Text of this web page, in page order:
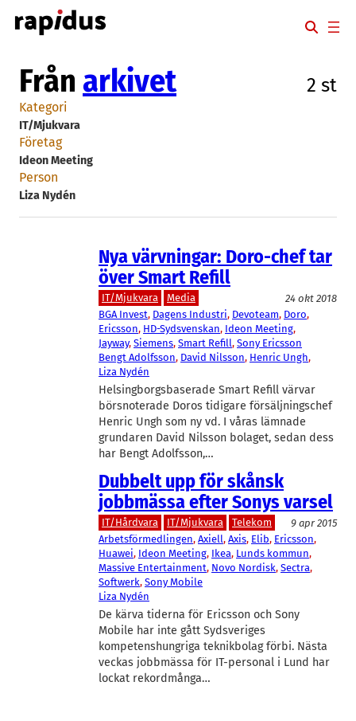
Hoppa
till
Från arkivet 2 st
Kategori
IT/Mjukvara
Företag
Ideon Meeting
Person
Liza Nydén
Nya värvningar: Doro-chef tar
över Smart Refill
IT/Mjukvara Media
24 okt 2018
BGA Invest, Dagens Industri, Devoteam, Doro
Ericsson, HD-Sydsvenskan, Ideon Meeting
Jayway, Siemens, Smart Refill, Sony Ericsson
Bengt Adolfsson, David Nilsson, Henric Ungh
Liza Nydén
Helsingborgsbaserade Smart Refill värvar
börsnoterade Doros tidigare försäljningschef
Henric Ungh som ny vd. I våras lämnade
grundaren David Nilsson bolaget, sedan dess
har Bengt Adolfsson,…
Dubbelt upp för skånsk
jobbmässa efter Sonys varsel
IT/Hårdvara IT/Mjukvara Telekom
9 apr 2015
Arbetsförmedlingen, Axiell, Axis, Elib, Ericsson
Huawei, Ideon Meeting, Ikea, Lunds kommun
Massive Entertainment, Novo Nordisk, Sectra
Softwerk, Sony Mobile
Liza Nydén
De kärva tiderna för Ericsson och Sony
Mobile har inte gått Sydsveriges
kompetenshungriga teknikbolag förbi. Nästa
veckas jobbmässa för IT-personal i Lund har
lockat rekordmånga…